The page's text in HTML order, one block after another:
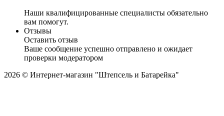
Наши квалифицированные специалисты обязательно
вам помогут.
Отзывы
Оставить отзыв
Ваше сообщение успешно отправлено и ожидает
проверки модератором
2026 © Интернет-магазин "Штепсель и Батарейка"